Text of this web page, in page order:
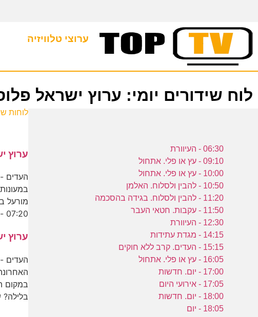
ערוצי טלוויזיה
לוח שידורים יומי: ערוץ ישראל פלוס 06-11-
06:30 - העיוורת
09:10 - עץ או פלי. אתחול
10:00 - עץ או פלי. אתחול
10:50 - להבין ולסלוח. האלמן
11:20 - להבין ולסלוח. בגידה בהסכמה
11:50 - עקבות. חטאי העבר
12:30 - העיוורת
14:15 - מגדת עתידות
15:15 - העדים. קרב ללא חוקים
16:05 - עץ או פלי. אתחול
17:00 - יום. חדשות
17:05 - אירועי היום
18:00 - יום. חדשות
18:05 - יום
לוחות
ערוץ
07:20 - 08:05 סדרת
ערוץ
במקום